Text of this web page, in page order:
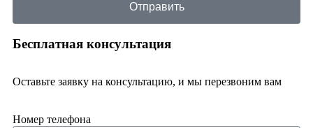
Отправить
Бесплатная консультация
Оставьте заявку на консультацию, и мы перезвоним вам
Номер телефона